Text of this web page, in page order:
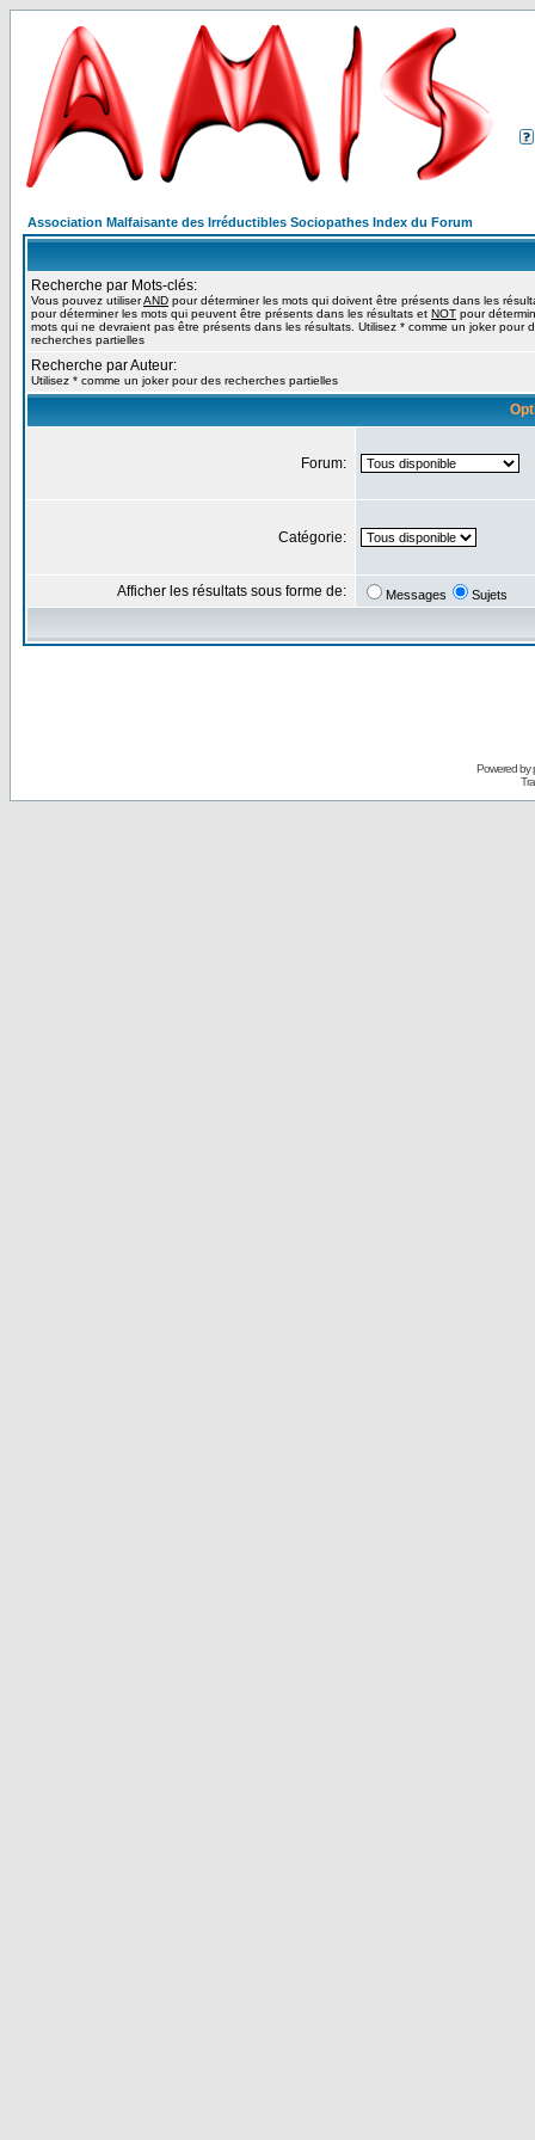
Association Malfaisante des Irréductibles Sociopathes Index du Forum
Recherche par Mots-clés:
Vous pouvez utiliserAND pour déterminer les mots qui doivent être présents dans les
pour déterminer les mots qui peuvent être présents dans les résultats et NOT pour
mots qui ne devraient pas être présents dans les résultats. Utilisez * comme un joker pour
recherches partielles
Recherche par Auteur:
Utilisez * comme un joker pour des recherches partielles
Forum:
Catégorie:
Afficher les résultats sous forme de: Messages Sujets
Powered by